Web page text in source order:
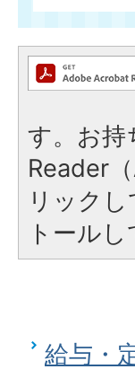
す。お持
Reader
リック
トールし
給与・